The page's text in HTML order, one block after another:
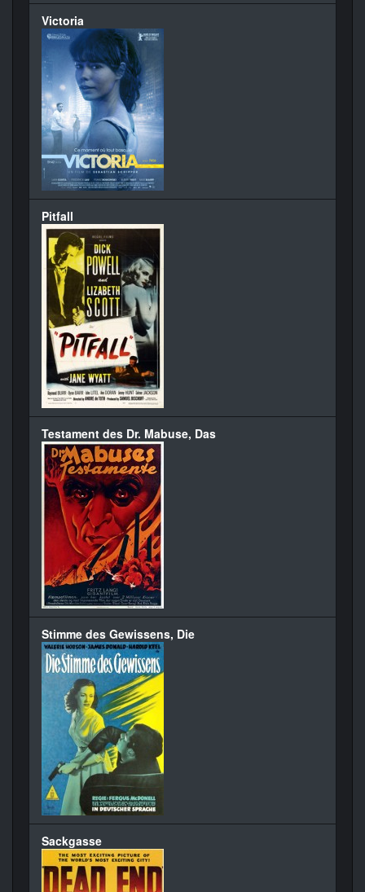
Victoria
Pitfall
Testament des Dr. Mabuse, Das
Stimme des Gewissens, Die
Sackgasse